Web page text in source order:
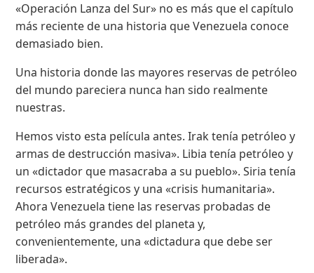
«Operación Lanza del Sur» no es más que el capítulo
más reciente de una historia que Venezuela conoce
demasiado bien.
Una historia donde las mayores reservas de petróleo
del mundo pareciera nunca han sido realmente
nuestras.
Hemos visto esta película antes. Irak tenía petróleo y
armas de destrucción masiva». Libia tenía petróleo y
un «dictador que masacraba a su pueblo». Siria tenía
recursos estratégicos y una «crisis humanitaria».
Ahora Venezuela tiene las reservas probadas de
petróleo más grandes del planeta y,
convenientemente, una «dictadura que debe ser
liberada».